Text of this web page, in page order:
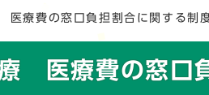
療費の窓口負担割合に関する制
医療費の窓口